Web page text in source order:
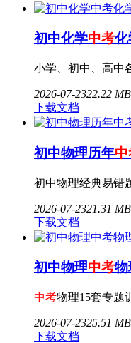
初中化学中考化
小学、初中、高中
2026-07-2322.22 MB
下载文档
初中物理历年
初中物理经典易错
2026-07-2321.31 MB
下载文档
初中物理中考物
中考物理15套专题
2026-07-2325.51 MB
下载文档